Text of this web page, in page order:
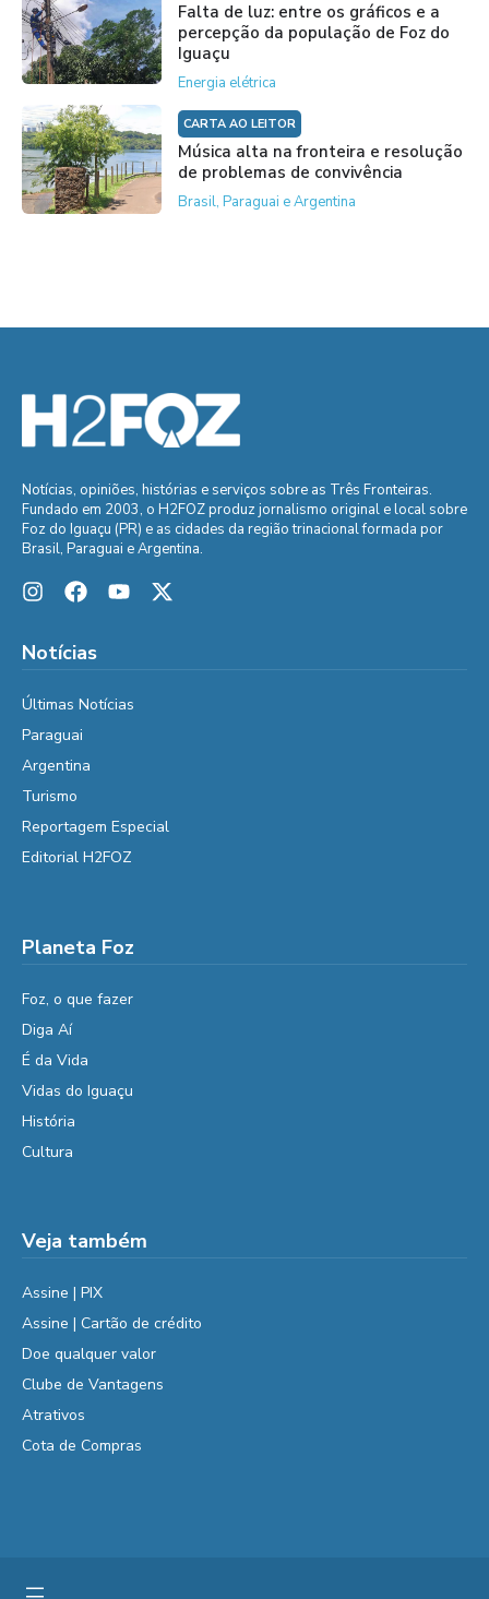
Falta de luz: entre os gráficos e a
percepção da população de Foz do
Iguaçu
Energia elétrica
CARTA AO LEITOR
Música alta na fronteira e resolução
de problemas de convivência
Brasil, Paraguai e Argentina
Notícias, opiniões, histórias e serviços sobre as Três Fronteiras.
Fundado em 2003, o H2FOZ produz jornalismo original e local sobre
Foz do Iguaçu (PR) e as cidades da região trinacional formada por
Brasil, Paraguai e Argentina.
Notícias
Últimas Notícias
Paraguai
Argentina
Turismo
Reportagem Especial
Editorial H2FOZ
Planeta Foz
Foz, o que fazer
Diga Aí
É da Vida
Vidas do Iguaçu
História
Cultura
Veja também
Assine | PIX
Assine | Cartão de crédito
Doe qualquer valor
Clube de Vantagens
Atrativos
Cota de Compras